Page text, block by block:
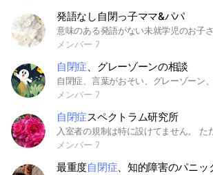
発語なし自閉っ子ママ&パパ
メンバー 7
自閉症、グレーゾーンの相談
メンバー 7
自閉症スペクトラム研究所
メンバー 7
最重度自閉症、知的障害のパニッ